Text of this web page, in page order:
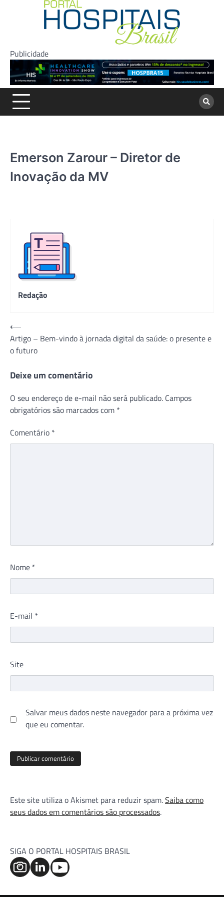
Publicidade
Emerson Zarour – Diretor de
Inovação da MV
Redação
Navegação
de
Post
⟵
Artigo – Bem-vindo à jornada digital da saúde: o presente e
o futuro
Deixe um comentário
O seu endereço de e-mail não será publicado. Campos
obrigatórios são marcados com *
Comentário *
Nome *
E-mail *
Site
Salvar meus dados neste navegador para a próxima vez
que eu comentar.
Este site utiliza o Akismet para reduzir spam.Saiba como
seus dados em comentários são processados.
SIGA O PORTAL HOSPITAIS BRASIL